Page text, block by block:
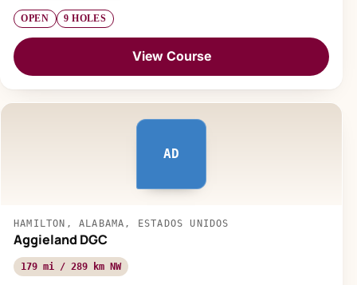
OPEN 9 HOLES
View Course
AD
HAMILTON, ALABAMA, ESTADOS UNIDOS
Aggieland DGC
179 mi / 289 km NW